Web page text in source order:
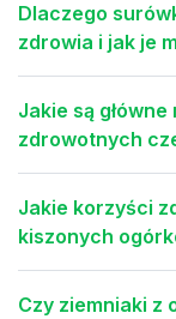
Dlaczego
zdrowia i jak je
Jakie są
zdrowotnych
Jakie korzyści
kiszonych
Czy ziemniaki z